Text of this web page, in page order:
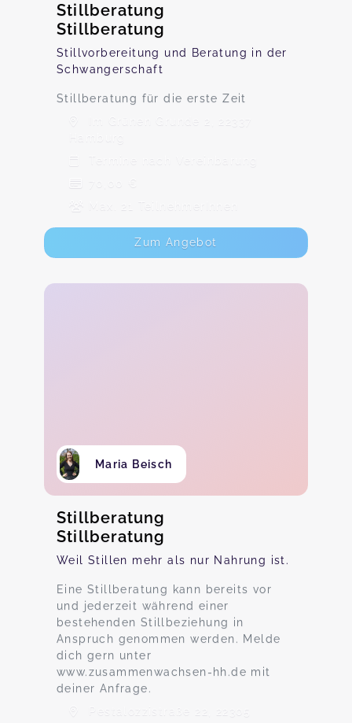
Stillberatung
Stillberatung
Stillvorbereitung und Beratung in der
Schwangerschaft
Stillberatung für die erste Zeit
Im Grünen Grunde 2, 22337
Hamburg
Termine nach Vereinbarung
70,00 €
Max. 21 TeilnehmerInnen
Zum Angebot
Maria Beisch
Stillberatung
Stillberatung
Weil Stillen mehr als nur Nahrung ist.
Eine Stillberatung kann bereits vor
und jederzeit während einer
bestehenden Stillbeziehung in
Anspruch genommen werden. Melde
dich gern unter
www.zusammenwachsen-hh.de mit
deiner Anfrage.
Pestalozzistraße 22, 22305